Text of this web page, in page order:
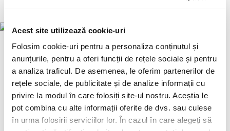
Acest site utilizează cookie-uri
Folosim cookie-uri pentru a personaliza conținutul și
anunțurile, pentru a oferi funcții de rețele sociale și pentru
a analiza traficul. De asemenea, le oferim partenerilor de
rețele sociale, de publicitate și de analize informații cu
privire la modul în care folosiți site-ul nostru. Aceștia le
pot combina cu alte informații oferite de dvs. sau culese
în urma folosirii serviciilor lor. În cazul în care alegeți să
Râureni – fructe de calitate, cu gust natural
Furnizorul nostru de gem și suc natural, Râureni, și-a
câștigat renumele în România prin produsele de calitate,
ce conțin o cantitate generoasă de fructe. Fiecare borcan
de gem conține minimum 65% fructe întregi, bine coapte,
suculente și pline de savoare.